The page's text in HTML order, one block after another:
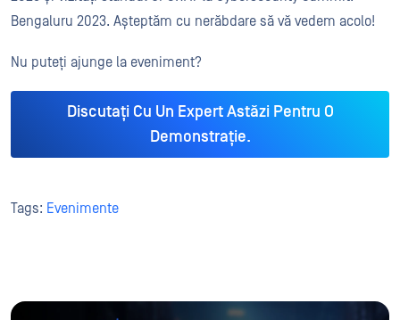
Bengaluru 2023. Așteptăm cu nerăbdare să vă vedem acolo!
Nu puteți ajunge la eveniment?
Discutați Cu Un Expert Astăzi Pentru O
Demonstrație.
Tags: Evenimente